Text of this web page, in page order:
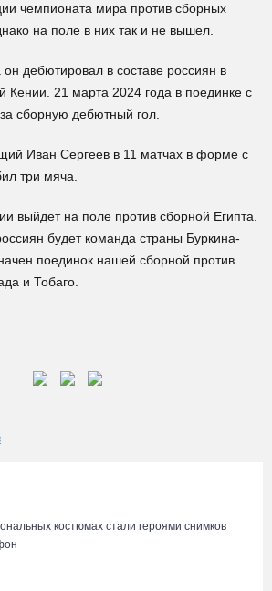
чемпионата мира против сборных
на поле в них так и не вышел.
он дебютировал в составе россиян в
Кении. 21 марта 2024 года в поединке с
сборную дебютный гол.
Иван Сергеев в 11 матчах в форме с
три мяча.
выйдет на поле против сборной Египта.
будет команда страны Буркина-
поединок нашей сборной против
и Тобаго.
костюмах стали героями снимков